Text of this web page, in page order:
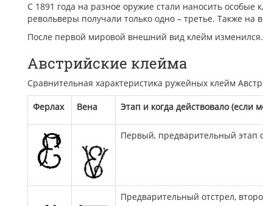
С 1891 года на разное оружие стали наносить
револьверы получали только одно – третье. Также
После первой мировой внешний вид клейм
Австрийские клейма
Сравнительная характеристика ружейных клейм
Ферлах Вена Этап и когда действовало (если
Первый, предварительный этап
Предварительный отстрел,